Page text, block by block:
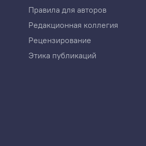
Правила для авторов
Редакционная коллегия
Рецензирование
Этика публикаций